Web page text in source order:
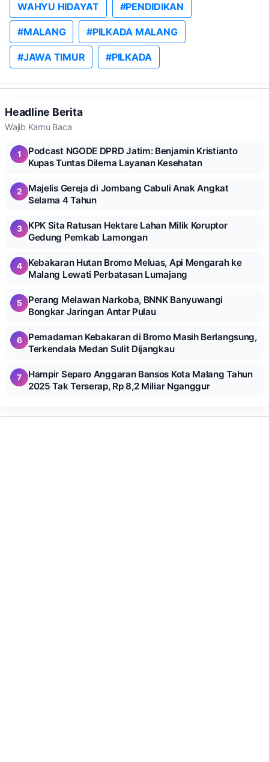
WAHYU HIDAYAT #PENDIDIKAN
#MALANG #PILKADA MALANG
#JAWA TIMUR #PILKADA
Headline Berita
Wajib Kamu Baca
1
Podcast NGODE DPRD Jatim: Benjamin Kristianto
Kupas Tuntas Dilema Layanan Kesehatan
2
Majelis Gereja di Jombang Cabuli Anak Angkat
Selama 4 Tahun
3
KPK Sita Ratusan Hektare Lahan Milik Koruptor
Gedung Pemkab Lamongan
4
Kebakaran Hutan Bromo Meluas, Api Mengarah ke
Malang Lewati Perbatasan Lumajang
5
Perang Melawan Narkoba, BNNK Banyuwangi
Bongkar Jaringan Antar Pulau
6
Pemadaman Kebakaran di Bromo Masih Berlangsung,
Terkendala Medan Sulit Dijangkau
7
Hampir Separo Anggaran Bansos Kota Malang Tahun
2025 Tak Terserap, Rp 8,2 Miliar Nganggur